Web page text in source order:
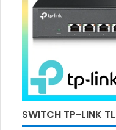
SWITCH TP-LINK